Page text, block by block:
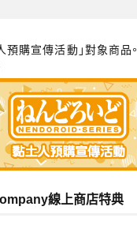
預購宣傳活動」對象商品。
線上商店特典